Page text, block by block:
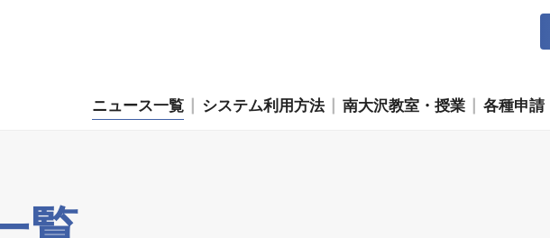
ニュース一覧 システム利用方法 南大沢教室・授業 各種申請